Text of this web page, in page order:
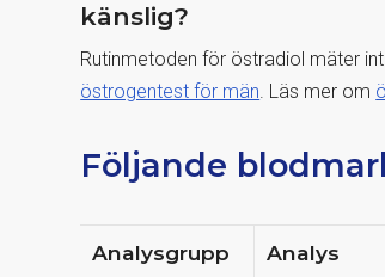
känslig?
Rutinmetoden för östradiol mäter
östrogentest för män. Läs mer om
Följande
Analysgrupp Analys